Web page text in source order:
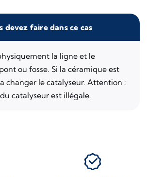
devez faire dans ce cas
la ligne et le
ou fosse. Si la céramique est
changer le catalyseur. Attention :
catalyseur est illégale.